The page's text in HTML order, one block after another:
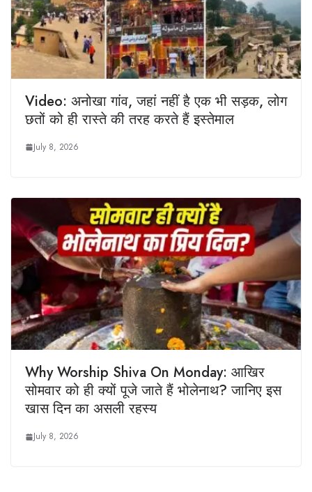
Video: अनोखा गांव, जहां नहीं है एक भी सड़क, लोग
छतों को ही रास्ते की तरह करते हैं इस्तेमाल
July 8, 2026
Why Worship Shiva On Monday: आखिर
सोमवार को ही क्यों पूजे जाते हैं भोलेनाथ? जानिए इस
खास दिन का असली रहस्य
July 8, 2026